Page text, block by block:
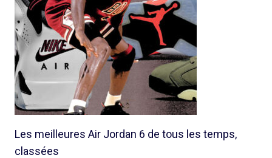
Les meilleures Air Jordan 6 de tous les temps,
classées